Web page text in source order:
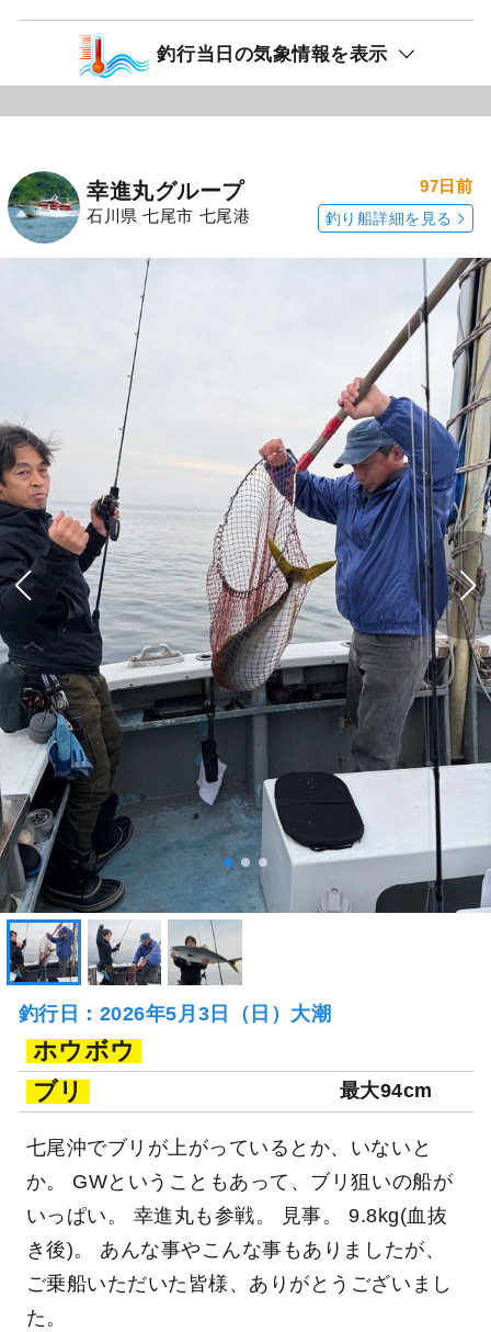
釣行当日の気象情報を表示
幸進丸グループ
石川県 七尾市 七尾港
97日前
釣り船詳細を見る
釣行日：2026年5月3日（日）大潮
ホウボウ
ブリ
最大94cm
七尾沖でブリが上がっているとか、いないと
か。 GWということもあって、ブリ狙いの船が
いっぱい。 幸進丸も参戦。 見事。 9.8kg(血抜
き後)。 あんな事やこんな事もありましたが、
ご乗船いただいた皆様、ありがとうございまし
た。